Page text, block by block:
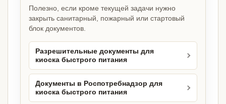
Полезно, если кроме текущей задачи нужно
закрыть санитарный, пожарный или стартовый
блок документов.
Разрешительные документы для
киоска быстрого питания
Документы в Роспотребнадзор для
киоска быстрого питания